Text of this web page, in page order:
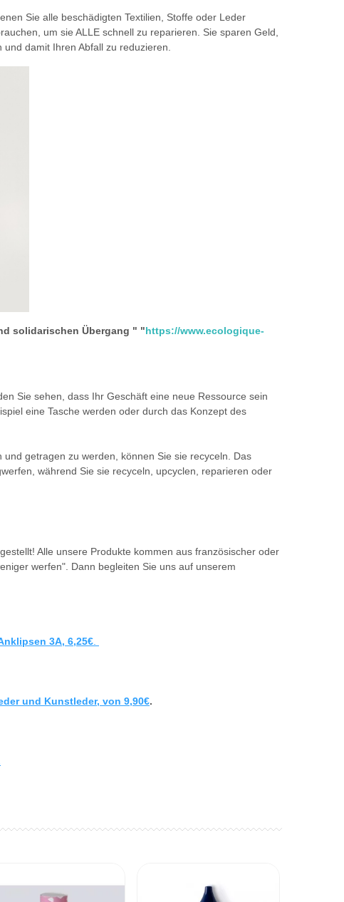
Sie alle beschädigten Textilien, Stoffe oder Leder
um sie ALLE schnell zu reparieren. Sie sparen Geld,
damit Ihren Abfall zu reduzieren.
solidarischen Übergang " "https://www.ecologique-
Sie sehen, dass Ihr Geschäft eine neue Ressource sein
eine Tasche werden oder durch das Konzept des
getragen zu werden, können Sie sie recyceln. Das
während Sie sie recyceln, upcyclen, reparieren oder
Alle unsere Produkte kommen aus französischer oder
werfen". Dann begleiten Sie uns auf unserem
3A, 6,25€
und Kunstleder, von 9,90€.